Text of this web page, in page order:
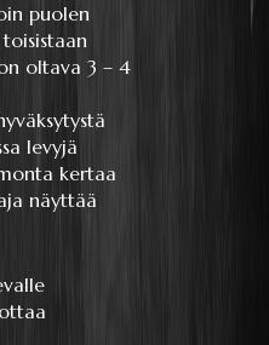
puolen
oltava 3 – 4
levyjä
kertaa
näyttää